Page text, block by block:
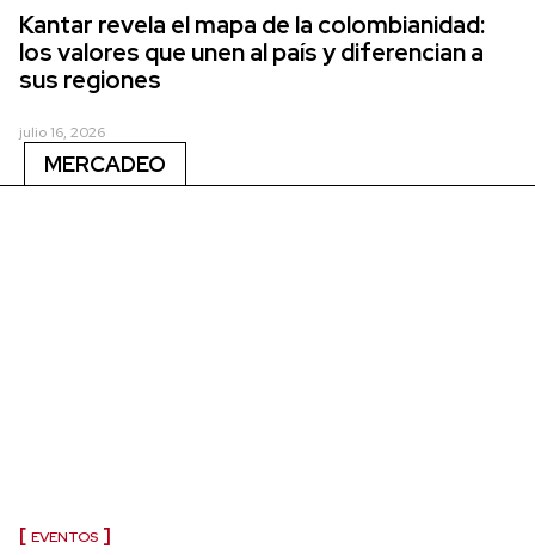
Kantar revela el mapa de la colombianidad:
los valores que unen al país y diferencian a
sus regiones
julio 16, 2026
MERCADEO
EVENTOS